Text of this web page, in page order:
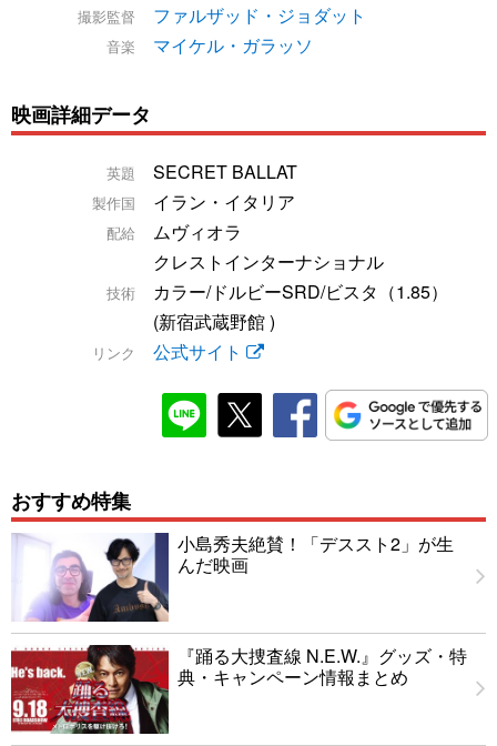
撮影監督 ファルザッド・ジョダット
音楽 マイケル・ガラッソ
映画詳細データ
英題 SECRET BALLAT
製作国 イラン・イタリア
配給
ムヴィオラ
クレストインターナショナル
技術
カラー/ドルビーSRD/ビスタ（1.85）
(新宿武蔵野館 )
リンク 公式サイト
おすすめ特集
小島秀夫絶賛！「デススト2」が生
んだ映画
『踊る大捜査線 N.E.W.』グッズ・特
典・キャンペーン情報まとめ